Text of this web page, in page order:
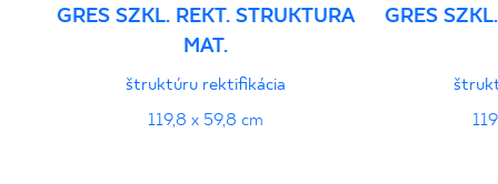
GRES SZKL. REKT. STRUKTURA
MAT.
štruktúru rektifikácia
119,8 x 59,8 cm
GRES